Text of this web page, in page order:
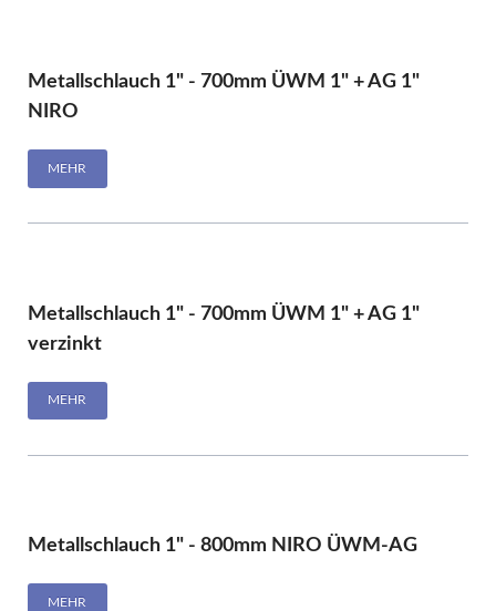
Metallschlauch 1" - 700mm ÜWM 1" + AG 1"
NIRO
MEHR
Metallschlauch 1" - 700mm ÜWM 1" + AG 1"
verzinkt
MEHR
Metallschlauch 1" - 800mm NIRO ÜWM-AG
MEHR